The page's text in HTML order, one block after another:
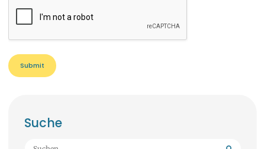
Suche
Suchen